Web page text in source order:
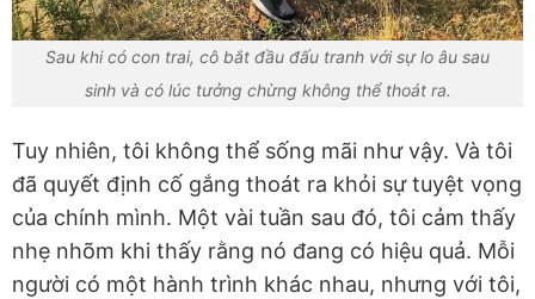
Sau khi có con trai, cô bắt đầu đấu tranh với sự lo âu sau
sinh và có lúc tưởng chừng không thể thoát ra.
Tuy nhiên, tôi không thể sống mãi như vậy. Và tôi
đã quyết định cố gắng thoát ra khỏi sự tuyệt vọng
của chính mình. Một vài tuần sau đó, tôi cảm thấy
nhẹ nhõm khi thấy rằng nó đang có hiệu quả. Mỗi
người có một hành trình khác nhau, nhưng với tôi,